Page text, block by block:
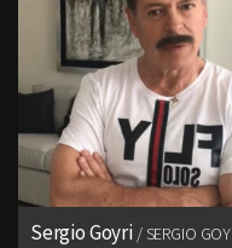
Sergio Goyri
SERGIO